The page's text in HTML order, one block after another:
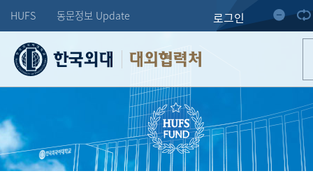
HUFS 동문정보 Update 로그인
대외협력처